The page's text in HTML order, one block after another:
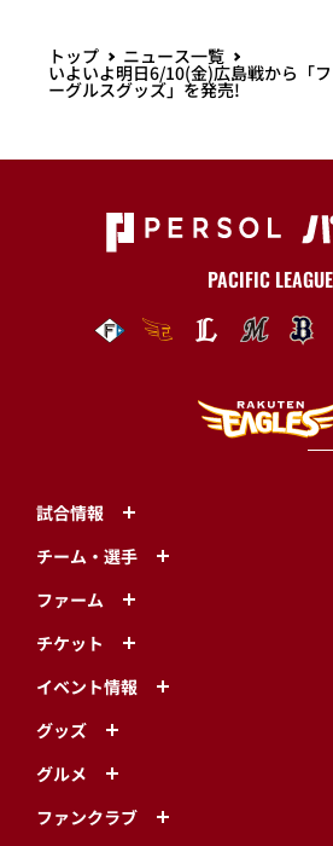
トップ ニュース一覧
いよいよ明日6/10(金)広島戦から「
ーグルスグッズ」を発売!
PACIFIC LEAGUE
試合情報
チーム・選手
ファーム
チケット
イベント情報
グッズ
グルメ
ファンクラブ